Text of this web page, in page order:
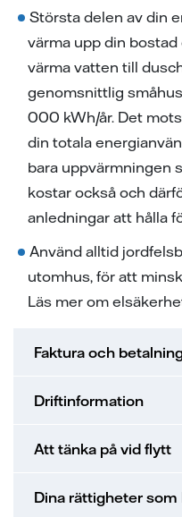
Största delen av din
värma upp din
värma vatten till
genomsnittlig
000 kWh/år. Det
din totala
bara uppvärmningen
kostar också och
anledningar att hålla
Använd alltid
utomhus, för att
Läs mer om
Faktura och
Driftinformation
Att tänka på vid flytt
Dina rättigheter som